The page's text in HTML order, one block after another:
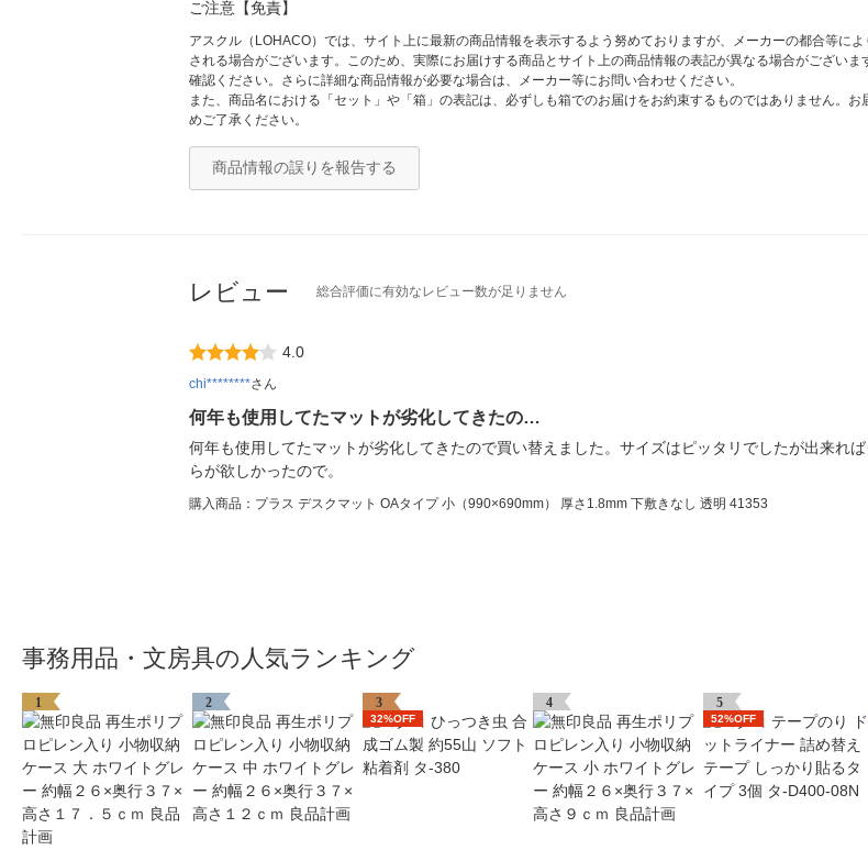
ご注意【免責】
アスクル（LOHACO）では、サイト上に最新の商品情報を表示するよう努めておりますが、メーカーの都合等に
される場合がございます。このため、実際にお届けする商品とサイト上の商品情報の表記が異なる場合がござい
確認ください。さらに詳細な商品情報が必要な場合は、メーカー等にお問い合わせください。
また、商品名における「セット」や「箱」の表記は、必ずしも箱でのお届けをお約束するものではありません。
めご了承ください。
商品情報の誤りを報告する
レビュー 総合評価に有効なレビュー数が足りません
4.0
chi********さん
何年も使用してたマットが劣化してきたの…
何年も使用してたマットが劣化してきたので買い替えました。サイズはピッタリでしたが出来れ
らが欲しかったので。
購入商品：プラス デスクマット OAタイプ 小（990×690mm） 厚さ1.8mm 下敷きなし 透明 41353
事務用品・文房具の人気ランキング
1 2 3
32%OFF
4 5
52%OFF